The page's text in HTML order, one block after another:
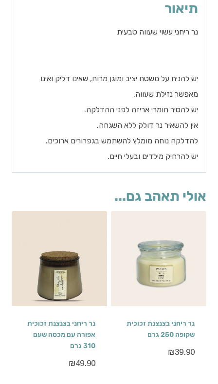
תיאור
נר ריחני עשוי שעווה טבעית
יש להניח על משטח יציב ומוגן מרוח, שאינו דליק ואינו
מאפשר נזילת שעווה.
יש להסיר חומרי אריזה לפני ההדלקה.
אין להשאיר נר דולק ללא השגחה.
להדלקה נוחה מומלץ להשתמש בגפרורים ארוכים.
יש להרחיק מילדים ובעלי חיים.
אולי תאהב גם...
נר ריחני בצנצנת זכוכית
שקופה 250 גרם
₪39.90
נר ריחני בצנצנת זכוכית
אפורה עם מכסה שעם
310 גרם
₪49.90